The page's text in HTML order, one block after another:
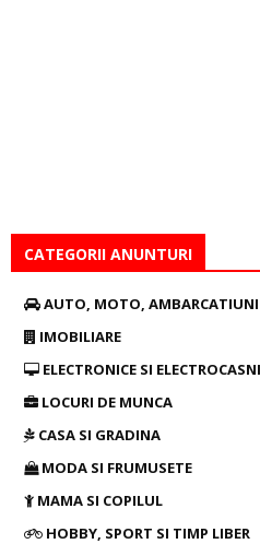
CATEGORII ANUNTURI
AUTO, MOTO, AMBARCATIUNI
IMOBILIARE
ELECTRONICE SI
LOCURI DE MUNCA
CASA SI GRADINA
MODA SI FRUMUSETE
MAMA SI COPILUL
HOBBY, SPORT SI TIMP LIBER